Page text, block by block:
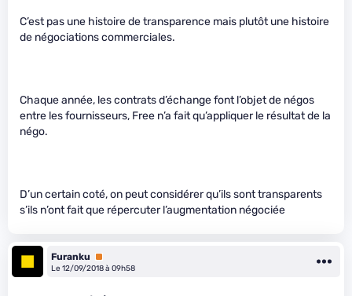
C’est pas une histoire de transparence mais plutôt une histoire
de négociations commerciales.
Chaque année, les contrats d’échange font l’objet de négos
entre les fournisseurs, Free n’a fait qu’appliquer le résultat de la
négo.
D’un certain coté, on peut considérer qu’ils sont transparents
s’ils n’ont fait que répercuter l’augmentation négociée
Furanku
Premium
Le 12/09/2018 à 09h58